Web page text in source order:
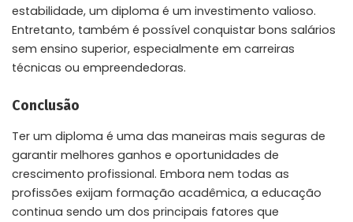
estabilidade, um diploma é um investimento valioso.
Entretanto, também é possível conquistar bons salários
sem ensino superior, especialmente em carreiras
técnicas ou empreendedoras.
Conclusão
Ter um diploma é uma das maneiras mais seguras de
garantir melhores ganhos e oportunidades de
crescimento profissional. Embora nem todas as
profissões exijam formação acadêmica, a educação
continua sendo um dos principais fatores que